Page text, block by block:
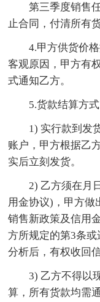
第三季度销售
止合同，付清所有
4.甲方供货价
客观原因，甲方有
式通知乙方。
5.货款结算方式
1) 实行款到发
账户，甲方根据乙
实后立刻发货。
2) 乙方须在月
用金协议)，甲方做
销售新政策及信用
方所规定的第3条
分析后，有权收回
3) 乙方不得以
算，所有货款均需